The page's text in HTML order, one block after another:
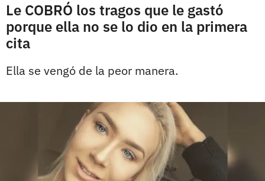
Le COBRÓ los tragos que le gastó
porque ella no se lo dio en la primera
cita
Ella se vengó de la peor manera.